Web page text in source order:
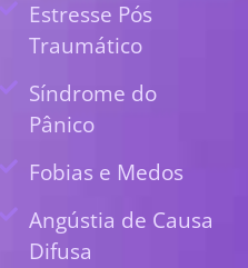
Estresse Pós
Traumático
Síndrome do
Pânico
Fobias e Medos
Angústia de Causa
Difusa